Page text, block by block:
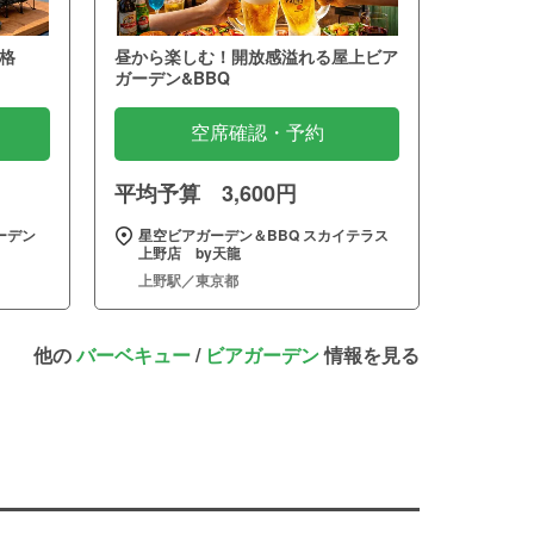
デン
昼から楽しむ！開放感溢れる屋上ビア
ガーデン&BBQ
空席確認・予約
平均予算 3,600円
星空ビアガーデン＆BBQ スカイテラス
上野店 by天龍
上野駅／東京都
他のバーベキュー/ ビアガーデン情報を見る